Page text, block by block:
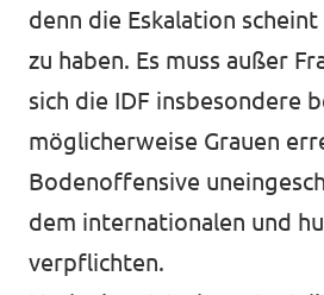
denn die Eskalation
zu haben. Es muss außer
sich die IDF insbesondere
möglicherweise Grauen
Bodenoffensive
dem internationalen und
verpflichten.